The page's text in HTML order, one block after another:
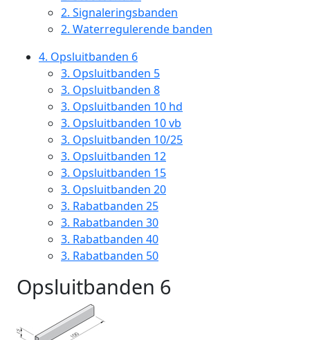
2. Signaleringsbanden
2. Waterregulerende banden
4. Opsluitbanden 6
3. Opsluitbanden 5
3. Opsluitbanden 8
3. Opsluitbanden 10 hd
3. Opsluitbanden 10 vb
3. Opsluitbanden 10/25
3. Opsluitbanden 12
3. Opsluitbanden 15
3. Opsluitbanden 20
3. Rabatbanden 25
3. Rabatbanden 30
3. Rabatbanden 40
3. Rabatbanden 50
Opsluitbanden 6